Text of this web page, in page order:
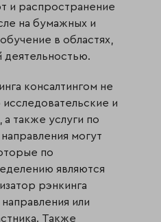
и распространение
на бумажных и
в областях,
деятельностью.
консалтингом не
и
также услуги по
могут
по
являются
рэнкинга
или
Также